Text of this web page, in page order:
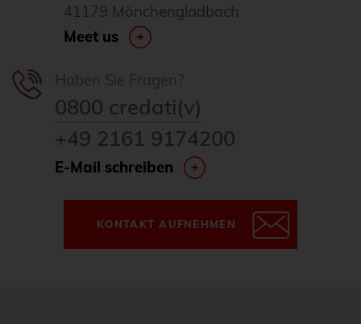
41179 Mönchengladbach
Meet us
0800 credati(v)
+49 2161 9174200
E-Mail schreiben
KONTAKT AUFNEHMEN